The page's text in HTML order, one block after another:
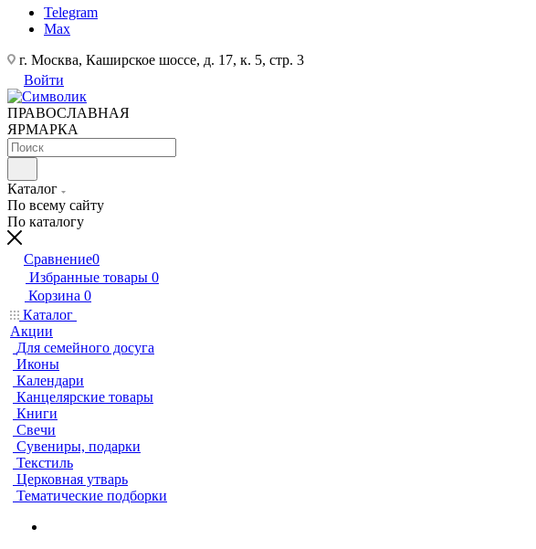
Telegram
Max
г. Москва, Каширское шоссе, д. 17, к. 5, стр. 3
Войти
ПРАВОСЛАВНАЯ
ЯРМАРКА
Каталог
По всему сайту
По каталогу
Сравнение0
Избранные товары 0
Корзина 0
Каталог
Акции
Для семейного досуга
Иконы
Календари
Канцелярские товары
Книги
Свечи
Сувениры, подарки
Текстиль
Церковная утварь
Тематические подборки